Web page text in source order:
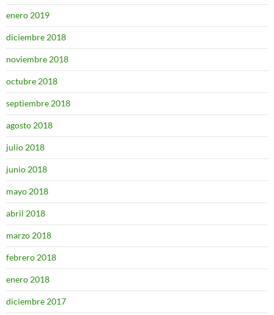
enero 2019
diciembre 2018
noviembre 2018
octubre 2018
septiembre 2018
agosto 2018
julio 2018
junio 2018
mayo 2018
abril 2018
marzo 2018
febrero 2018
enero 2018
diciembre 2017